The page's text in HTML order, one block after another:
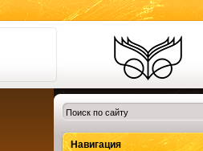
Библиотеки
Клина. Клинская
ЦБС.
Навигация